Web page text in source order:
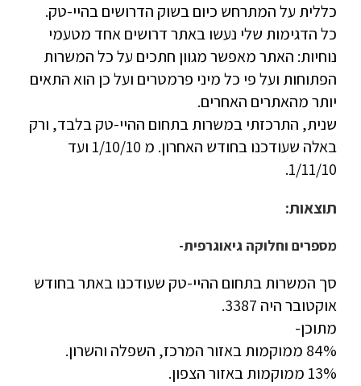
כללית על המתרחש כיום בשוק הדרושים בהיי-טק.
כל הדגימות שלי נעשו באתר דרושים אחד מטעמי
נוחיות: האתר מאפשר מגוון חתכים על כל המשרות
הפתוחות ועל פי כל מיני פרמטרים ועל כן הוא התאים
יותר מהאתרים האחרים.
שנית, התרכזתי במשרות בתחום ההיי-טק בלבד, ורק
באלה שעודכנו בחודש האחרון. מ 1/10/10 ועד
1/11/10.
תוצאות:
מספרים וחלוקה גיאוגרפית-
סך המשרות בתחום ההיי-טק שעודכנו באתר בחודש
אוקטובר היה 3387.
מתוכן-
84% ממוקמות באזור המרכז, השפלה והשרון.
13% ממוקמות באזור הצפון.